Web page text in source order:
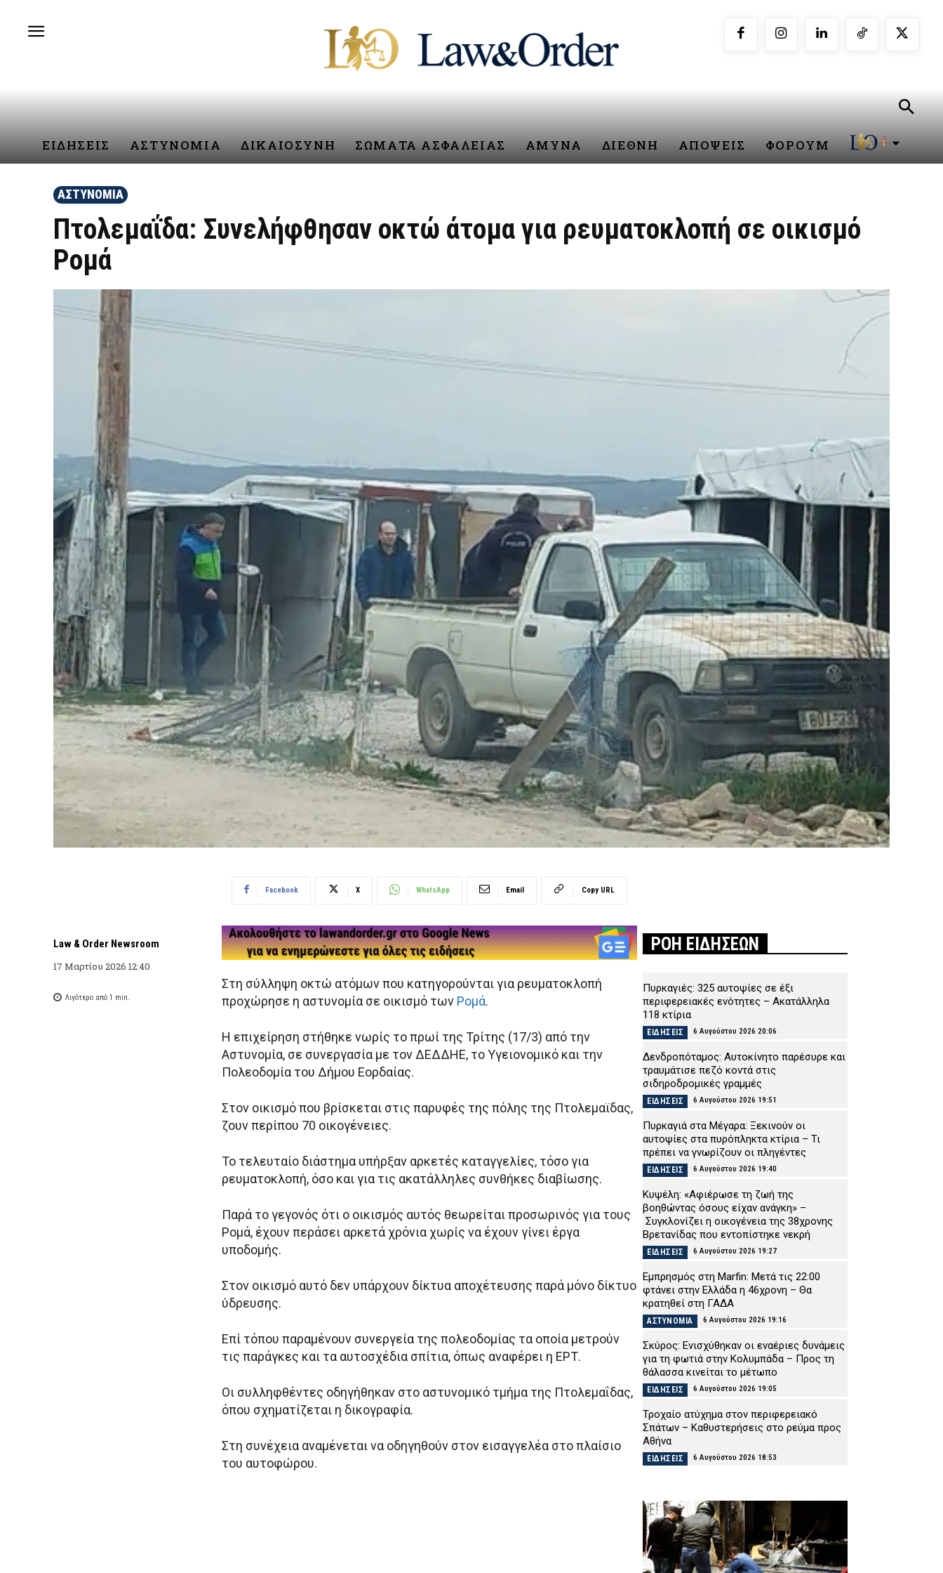
ΕΙΔΗΣΕΙΣ ΑΣΤΥΝΟΜΙΑ ΔΙΚΑΙΟΣΥΝΗ ΣΩΜΑΤΑ ΑΣΦΑΛΕΙΑΣ ΑΜΥΝΑ ΔΙΕΘΝΗ ΑΠΟΨΕΙΣ ΦΟΡΟΥΜ
ΑΣΤΥΝΟΜΙΑ
Πτολεμαΐδα: Συνελήφθησαν οκτώ άτομα για ρευματοκλοπή σε οικισμό
Ρομά
Law & Order Newsroom
17 Μαρτίου 2026 12:40
Λιγότερο από 1 min.
Facebook X WhatsApp Email Copy URL
Στη σύλληψη οκτώ ατόμων που κατηγορούνται για ρευματοκλοπή
προχώρησε η αστυνομία σε οικισμό των Ρομά.
Η επιχείρηση στήθηκε νωρίς το πρωί της Τρίτης (17/3) από την
Αστυνομία, σε συνεργασία με τον ΔΕΔΔΗΕ, το Υγειονομικό και την
Πολεοδομία του Δήμου Εορδαίας.
Στον οικισμό που βρίσκεται στις παρυφές της πόλης της Πτολεμαϊδας,
ζουν περίπου 70 οικογένειες.
Το τελευταίο διάστημα υπήρξαν αρκετές καταγγελίες, τόσο για
ρευματοκλοπή, όσο και για τις ακατάλληλες συνθήκες διαβίωσης.
Παρά το γεγονός ότι ο οικισμός αυτός θεωρείται προσωρινός για τους
Ρομά, έχουν περάσει αρκετά χρόνια χωρίς να έχουν γίνει έργα
υποδομής.
Στον οικισμό αυτό δεν υπάρχουν δίκτυα αποχέτευσης παρά μόνο δίκτυο
ύδρευσης.
Επί τόπου παραμένουν συνεργεία της πολεοδομίας τα οποία μετρούν
τις παράγκες και τα αυτοσχέδια σπίτια, όπως αναφέρει η ΕΡΤ.
Οι συλληφθέντες οδηγήθηκαν στο αστυνομικό τμήμα της Πτολεμαΐδας,
όπου σχηματίζεται η δικογραφία.
Στη συνέχεια αναμένεται να οδηγηθούν στον εισαγγελέα στο πλαίσιο
του αυτοφώρου.
ΡΟΗ ΕΙΔΗΣΕΩΝ
Πυρκαγιές: 325 αυτοψίες σε έξι
περιφερειακές ενότητες – Ακατάλληλα
118 κτίρια
ΕΙΔΗΣΕΙΣ 6 Αυγούστου 2026 20:06
Δενδροπόταμος: Αυτοκίνητο παρέσυρε και
τραυμάτισε πεζό κοντά στις
σιδηροδρομικές γραμμές
ΕΙΔΗΣΕΙΣ 6 Αυγούστου 2026 19:51
Πυρκαγιά στα Μέγαρα: Ξεκινούν οι
αυτοψίες στα πυρόπληκτα κτίρια – Τι
πρέπει να γνωρίζουν οι πληγέντες
ΕΙΔΗΣΕΙΣ 6 Αυγούστου 2026 19:40
Κυψέλη: «Αφιέρωσε τη ζωή της
βοηθώντας όσους είχαν ανάγκη» –
Συγκλονίζει η οικογένεια της 38χρονης
Βρετανίδας που εντοπίστηκε νεκρή
ΕΙΔΗΣΕΙΣ 6 Αυγούστου 2026 19:27
Εμπρησμός στη Marfin: Μετά τις 22:00
φτάνει στην Ελλάδα η 46χρονη – Θα
κρατηθεί στη ΓΑΔΑ
ΑΣΤΥΝΟΜΙΑ 6 Αυγούστου 2026 19:16
Σκύρος: Ενισχύθηκαν οι εναέριες δυνάμεις
για τη φωτιά στην Κολυμπάδα – Προς τη
θάλασσα κινείται το μέτωπο
ΕΙΔΗΣΕΙΣ 6 Αυγούστου 2026 19:05
Τροχαίο ατύχημα στον περιφερειακό
Σπάτων – Καθυστερήσεις στο ρεύμα προς
Αθήνα
ΕΙΔΗΣΕΙΣ 6 Αυγούστου 2026 18:53
στο Κέντρο Υγείας
ΔΙΚΑΙΟΣΥΝΗ 6 Αυγούστου 2026 18:40
Άνω Λιόσια: Δύο συλληφθέντες για τον
θάνατο του 72χρονου – Υποστήριξαν ότι